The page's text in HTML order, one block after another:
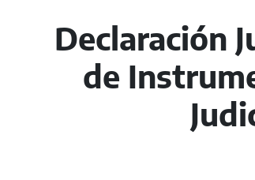
Declaración
de